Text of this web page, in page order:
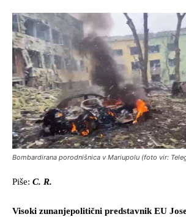
Bombardirana porodnišnica v Mariupolu (foto vir:
Piše: C. R.
Visoki zunanjepolitični predstavnik EU